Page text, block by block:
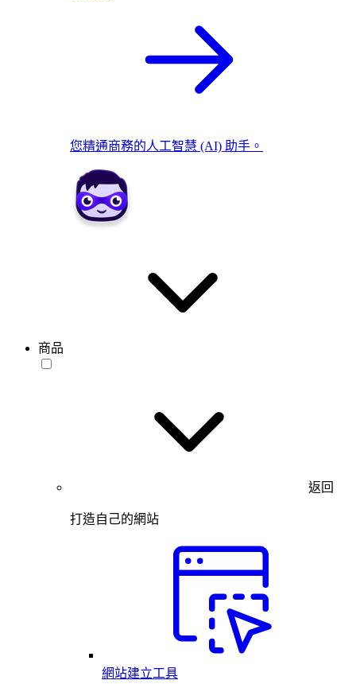
您精通商務的人工智慧 (AI) 助手。
商品
返回
打造自己的網站
網站建立工具